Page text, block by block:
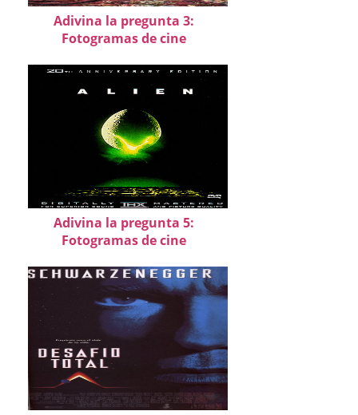
Adivina la pregunta 3:
Fotogramas de cine
Adivina la pregunta 5:
Fotogramas de cine